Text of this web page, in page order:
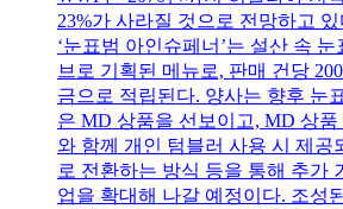
23%가 사라질 것으로 전망하고
‘눈표범 아인슈페너’는 설산 속
브로 기획된 메뉴로, 판매 건당
금으로 적립된다. 양사는 향후 눈
은 MD 상품을 선보이고, MD 상
와 함께 개인 텀블러 사용 시 제공
로 전환하는 방식 등을 통해 추가
업을 확대해 나갈 예정이다. 조성